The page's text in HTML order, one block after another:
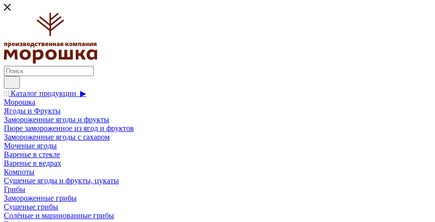
Каталог продукции ▶
Морошка
Ягоды и Фрукты
Замороженные ягоды и фрукты
Пюре замороженное из ягод и фруктов
Замороженные ягоды с сахаром
Моченые ягоды
Варенье в стекле
Варенье в ведрах
Компоты
Сушеные ягоды и фрукты, цукаты
Грибы
Замороженные грибы
Сушеные грибы
Солёные и маринованные грибы